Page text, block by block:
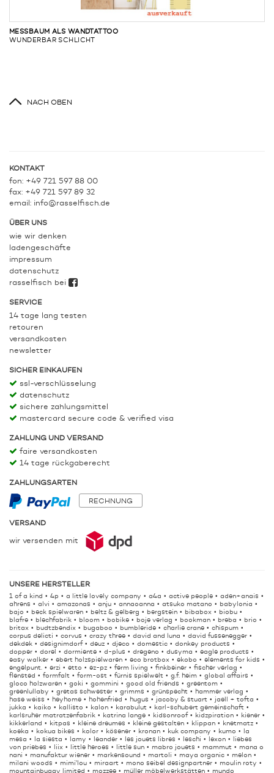
MESSBAUM ALS WANDTATTOO
WUNDERBAR SCHLICHT
NACH OBEN
KONTAKT
fon: +49 721 597 88 00
fax: +49 721 597 89 32
email: info@rasselfisch.de
ÜBER UNS
wie wir denken
ladengeschäfte
impressum
datenschutz
rasselfisch bei
SERVICE
14 tage lang testen
retouren
versandkosten
newsletter
SICHER EINKAUFEN
ssl-verschlüsselung
datenschutz
sichere zahlungsmittel
mastercard secure code & verified visa
ZAHLUNG UND VERSAND
faire versandkosten
14 tage rückgaberecht
ZAHLUNGSARTEN
RECHNUNG
VERSAND
wir versenden mit
UNSERE HERSTELLER
1 of a kind 4p a little lovely company a4a active people
aden+anais
ahrens
alvi amazonas anju annaoanna atsuko matano
babylonia
bajo
beck spielwaren beltz & gelberg bergstein bibabox
biobu
blafre
blechfabrik bloom bobike boje verlag bookman breba
brio
britax
budtzbendix bugaboo bumbleride charlie crane
chispum
corpus delicti
corvus crazy three david and luna
david fussenegger
dekdek
designimdorf deuz djeco domestic
donkey products
dopper
dorel dormiente d-plus dregeno dusyma
eagle products
easy walker
ebert holzspielwaren eco brotbox ekobo
elements for kids
engelpunt.
erzi etto ez-pz ferm living finkbeiner
fischer verlag
flensted
formfalt form-ost fürnis spielwelt g.f. heim
global affairs
gloco holzwaren
goki gommini good old friends
greentom
greenlullaby
gretas schwester grimms grünspecht
hammer verlag
hase weiss
heyhome hohenfried hugus jacoby & stuart
jaell + tofta
jukka
kaiko kallisto kalon karabulut
karl-schubert gemeinschaft
karlsruher matratzenfabrik
katrina lange kidsonroof kidzpiration
kiener
kikkerland
kitpas kleine dreumes kleine gestalten klippan
knetmatz
koeka
kokua bikes kolor kösener kronan kuk company kumo
la
mesa
la siesta lamy leander les jouets libres leschi lexon
liebes
von priebes
liix little heroes little sun mabro jouets mammut
mana o
nani
manufaktur wiener markensound martoli maya organic
melon
milani woods
mimi'lou miraart mono seibel designpartner
moulin roty
mountainbuggy limited
mozzee müller möbelwerkstätten mundo